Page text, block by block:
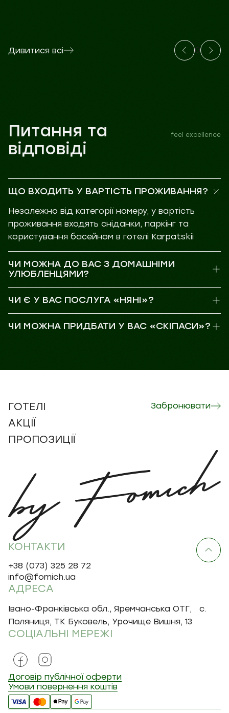
Дивитися всі 0
feel excellence
Питання та
відповіді
ЩО ВХОДИТЬ У ВАРТІСТЬ ПРОЖИВАННЯ?
Незалежно від категорії номеру, у вартість
проживання входять сніданки, паркінг та
користування басейном в готелі Karpatskii
ЧИ МОЖНА ДО ВАС З ДОМАШНІМИ
УЛЮБЛЕНЦЯМИ?
ЧИ Є У ВАС ПОСЛУГА «НЯНІ»?
ЧИ МОЖНА ПРИДБАТИ У ВАС «СКІПАСИ»?
ГОТЕЛІ
АКЦІЇ
ПРОПОЗИЦІЇ
Забронювати
КОНТАКТИ
+38 (073) 325 28 72
info@fomich.ua
АДРЕСА
Івано-Франківська обл., Яремчанська ОТГ, с.
Поляниця, ТК Буковель, Урочище Вишня, 13
СОЦІАЛЬНІ МЕРЕЖІ
Договір публічної оферти
Умови повернення коштів